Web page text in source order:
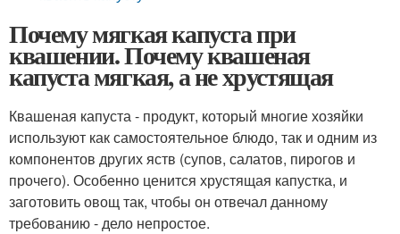
Почему мягкая капуста при
квашении. Почему квашеная
капуста мягкая, а не хрустящая
Квашеная капуста - продукт, который многие хозяйки
используют как самостоятельное блюдо, так и одним из
компонентов других яств (супов, салатов, пирогов и
прочего). Особенно ценится хрустящая капустка, и
заготовить овощ так, чтобы он отвечал данному
требованию - дело непростое.